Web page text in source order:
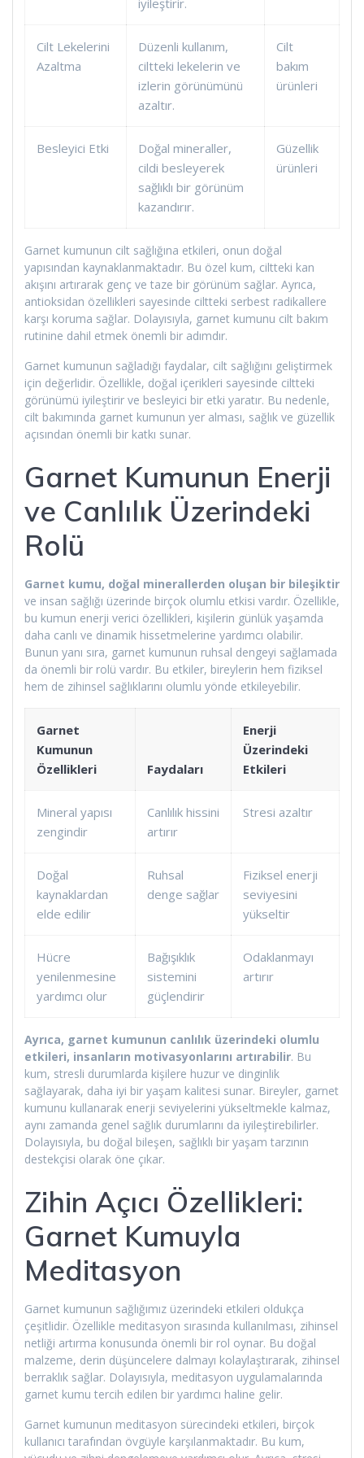
Cilt Lekelerini
Azaltma
Düzenli kullanım,
ciltteki lekelerin ve
izlerin görünümünü
azaltır.
Cilt
bakım
ürünleri
Besleyici Etki
Doğal mineraller,
cildi besleyerek
sağlıklı bir görünüm
kazandırır.
Güzellik
ürünleri
Garnet kumunun cilt sağlığına etkileri, onun doğal
yapısından kaynaklanmaktadır. Bu özel kum, ciltteki kan
akışını artırarak genç ve taze bir görünüm sağlar. Ayrıca,
antioksidan özellikleri sayesinde ciltteki serbest radikallere
karşı koruma sağlar. Dolayısıyla, garnet kumunu cilt bakım
rutinine dahil etmek önemli bir adımdır.
Garnet kumunun sağladığı faydalar, cilt sağlığını geliştirmek
için değerlidir. Özellikle, doğal içerikleri sayesinde ciltteki
görünümü iyileştirir ve besleyici bir etki yaratır. Bu nedenle,
cilt bakımında garnet kumunun yer alması, sağlık ve güzellik
açısından önemli bir katkı sunar.
Garnet Kumunun Enerji
ve Canlılık Üzerindeki
Rolü
Garnet kumu, doğal minerallerden oluşan bir bileşiktir
ve insan sağlığı üzerinde birçok olumlu etkisi vardır. Özellikle,
bu kumun enerji verici özellikleri, kişilerin günlük yaşamda
daha canlı ve dinamik hissetmelerine yardımcı olabilir.
Bunun yanı sıra, garnet kumunun ruhsal dengeyi sağlamada
da önemli bir rolü vardır. Bu etkiler, bireylerin hem fiziksel
hem de zihinsel sağlıklarını olumlu yönde etkileyebilir.
Garnet
Kumunun
Özellikleri
Faydaları
Enerji
Üzerindeki
Etkileri
Mineral yapısı
zengindir
Canlılık hissini
artırır
Stresi azaltır
Doğal
kaynaklardan
elde edilir
Ruhsal
denge sağlar
Fiziksel enerji
seviyesini
yükseltir
Hücre
yenilenmesine
yardımcı olur
Bağışıklık
sistemini
güçlendirir
Odaklanmayı
artırır
Ayrıca, garnet kumunun canlılık üzerindeki olumlu
etkileri, insanların motivasyonlarını artırabilir. Bu
kum, stresli durumlarda kişilere huzur ve dinginlik
sağlayarak, daha iyi bir yaşam kalitesi sunar. Bireyler, garnet
kumunu kullanarak enerji seviyelerini yükseltmekle kalmaz,
aynı zamanda genel sağlık durumlarını da iyileştirebilirler.
Dolayısıyla, bu doğal bileşen, sağlıklı bir yaşam tarzının
destekçisi olarak öne çıkar.
Zihin Açıcı Özellikleri:
Garnet Kumuyla
Meditasyon
Garnet kumunun sağlığımız üzerindeki etkileri oldukça
çeşitlidir. Özellikle meditasyon sırasında kullanılması, zihinsel
netliği artırma konusunda önemli bir rol oynar. Bu doğal
malzeme, derin düşüncelere dalmayı kolaylaştırarak, zihinsel
berraklık sağlar. Dolayısıyla, meditasyon uygulamalarında
garnet kumu tercih edilen bir yardımcı haline gelir.
Garnet kumunun meditasyon sürecindeki etkileri, birçok
kullanıcı tarafından övgüyle karşılanmaktadır. Bu kum,